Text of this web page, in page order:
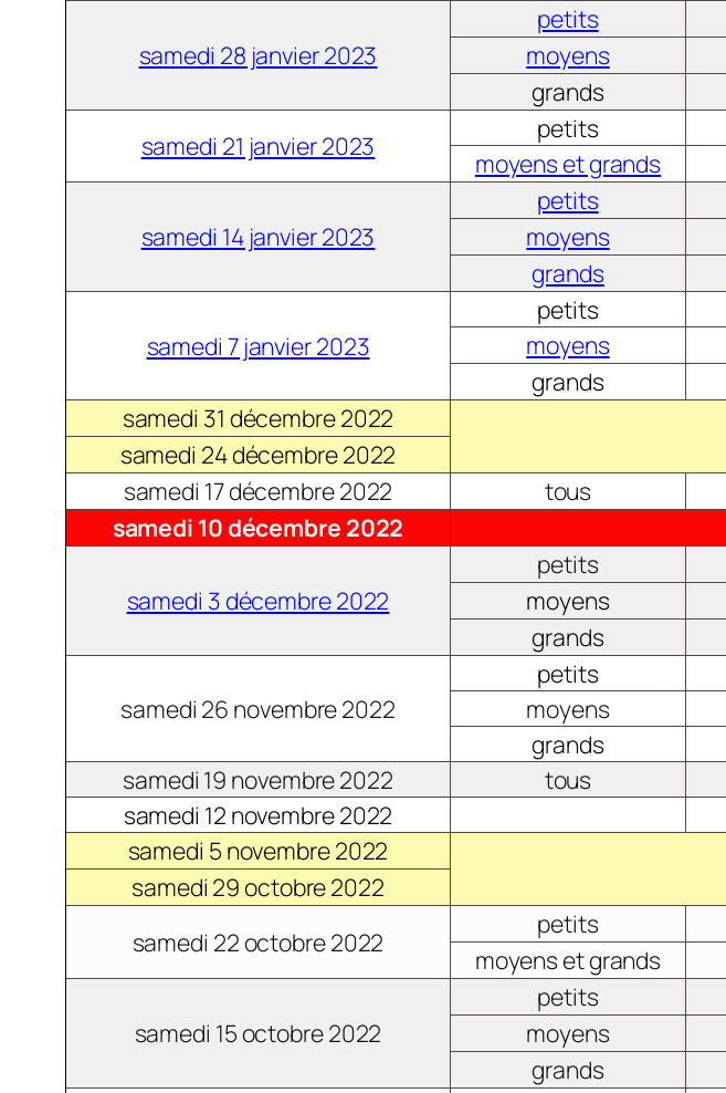
samedi 28 janvier 2023
petits
moyens
grands
samedi 21 janvier 2023
petits
moyens et grands
samedi 14 janvier 2023
petits
moyens
grands
samedi 7 janvier 2023
petits
moyens
grands
samedi 31 décembre 2022
samedi 24 décembre 2022
samedi 17 décembre 2022
tous
samedi 10 décembre 2022
samedi 3 décembre 2022
petits
moyens
grands
samedi 26 novembre 2022
petits
moyens
grands
samedi 19 novembre 2022
tous
samedi 12 novembre 2022
samedi 5 novembre 2022
samedi 29 octobre 2022
samedi 22 octobre 2022
petits
moyens et grands
samedi 15 octobre 2022
petits
moyens
grands